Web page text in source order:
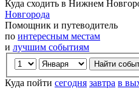
Куда сходить в Нижнем
Новгорода
Помощник и путеводитель
по интересным местам
и лучшим событиям
Куда пойти сегодня завтра в